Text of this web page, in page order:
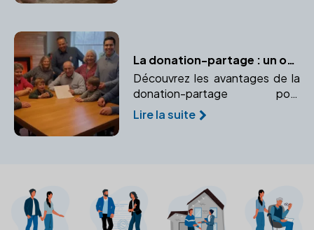
La donation-partage : un outil efficace pour prévenir les conflits successoraux
Découvrez les avantages de la
donation-partage pour
organiser une répartition
équitable des biens et éviter les
Lire la suite